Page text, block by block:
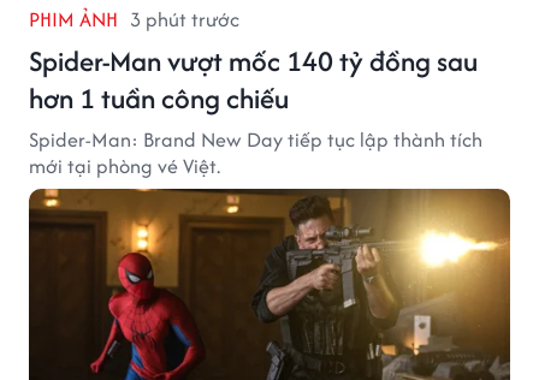
PHIM ẢNH 3 phút trước
Spider-Man vượt mốc 140 tỷ đồng sau
hơn 1 tuần công chiếu
Spider-Man: Brand New Day tiếp tục lập thành tích
mới tại phòng vé Việt.